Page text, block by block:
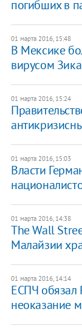
погибших в
01 марта 2016, 15:48
В Мексике
вирусом Зика
01 марта 2016, 15:24
01 марта 2016, 15:03
Власти
01 марта 2016, 14:38
The Wall
Малайзии
01 марта 2016, 14:14
ЕСПЧ обязал
неоказание